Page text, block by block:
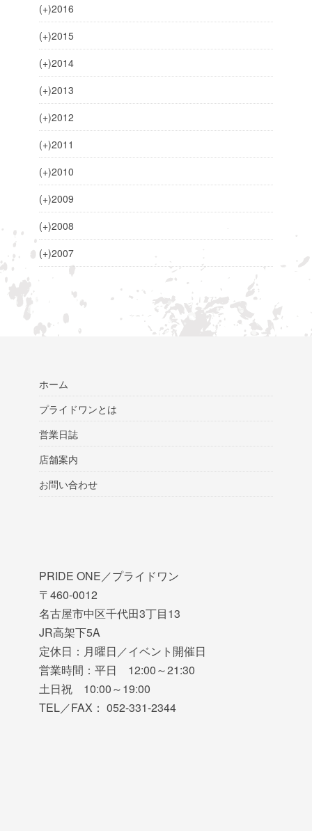
(+)2016
(+)2015
(+)2014
(+)2013
(+)2012
(+)2011
(+)2010
(+)2009
(+)2008
(+)2007
ホーム
プライドワンとは
営業日誌
店舗案内
お問い合わせ
PRIDE ONE／プライドワン
〒460-0012
名古屋市中区千代田3丁目13
JR高架下5A
定休日：月曜日／イベント開催日
営業時間：平日 12:00～21:30
土日祝 10:00～19:00
TEL／FAX： 052-331-2344